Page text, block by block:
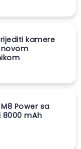
kamere
novom
Power sa
8000 mAh